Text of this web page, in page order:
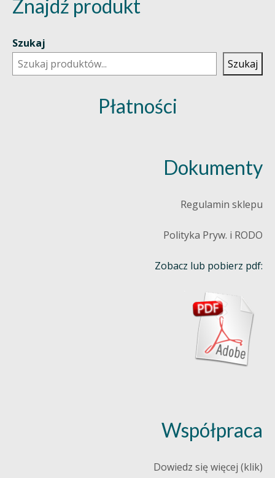
Znajdź produkt
Szukaj
Szukaj
Płatności
Dokumenty
Regulamin sklepu
Polityka Pryw. i RODO
Zobacz lub pobierz pdf:
Współpraca
Dowiedz się więcej (klik)